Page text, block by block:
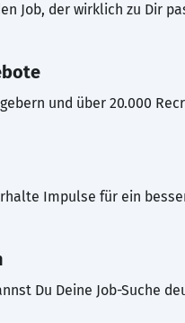
Job, der wirklich zu Dir
und über 20.000
Impulse für ein
Du Deine Job-Suche